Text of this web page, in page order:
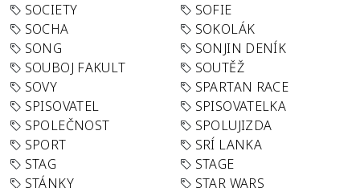
SOCIETY
SOFIE
SOCHA
SOKOLÁK
SONG
SONJIN DENÍK
SOUBOJ FAKULT
SOUTĚŽ
SOVY
SPARTAN RACE
SPISOVATEL
SPISOVATELKA
SPOLEČNOST
SPOLUJIZDA
SPORT
SRÍ LANKA
STAG
STAGE
STÁNKY
STAR WARS